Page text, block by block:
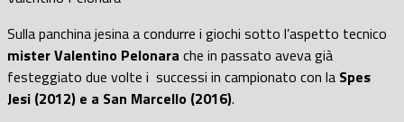
Sulla panchina jesina a condurre i giochi sotto l’aspetto tecnico
mister Valentino Pelonara che in passato aveva già
festeggiato due volte i successi in campionato con la Spes
Jesi (2012) e a San Marcello (2016).